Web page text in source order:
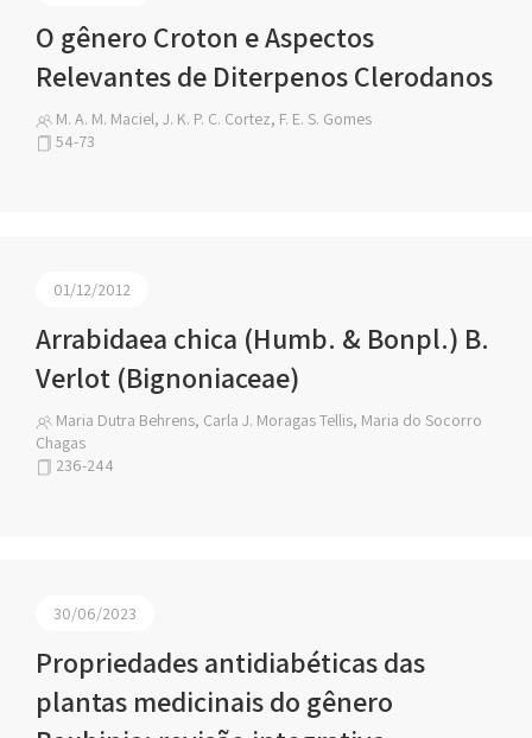
O gênero Croton e Aspectos
Relevantes de Diterpenos Clerodanos
M. A. M. Maciel, J. K. P. C. Cortez, F. E. S. Gomes
54-73
01/12/2012
Arrabidaea chica (Humb. & Bonpl.) B.
Verlot (Bignoniaceae)
Maria Dutra Behrens, Carla J. Moragas Tellis, Maria do Socorro
Chagas
236-244
30/06/2023
Propriedades antidiabéticas das
plantas medicinais do gênero